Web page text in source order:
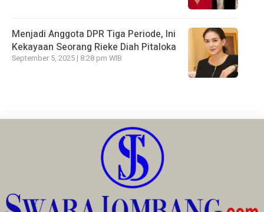
Menjadi Anggota DPR Tiga Periode, Ini
Kekayaan Seorang Rieke Diah Pitaloka
September 5, 2025 | 8:28 pm WIB